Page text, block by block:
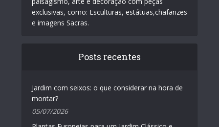
exclusivas, como: Esculturas, estátuas,chafarizes
e imagens Sacras.
Posts recentes
Jardim com seixos: o que considerar na hora de
montar?
05/07/2026